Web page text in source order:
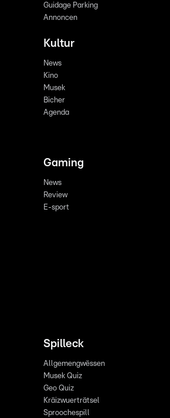
Guidage Parking
Annoncen
Kultur
News
Kino
Musek
Bicher
Agenda
Gaming
News
Review
E-sport
Spilleck
Allgemengwëssen
Musek Quiz
Geo Quiz
Kräizwuerträtsel
Sproochespill